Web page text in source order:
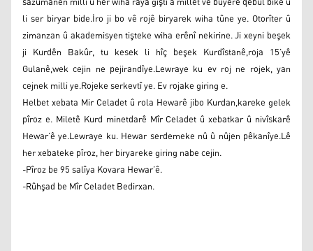
li ser biryar bide.İro ji bo vê rojê biryarek wiha tûne ye. Otorîter û
zimanzan û akademisyen tişteke wiha erênî nekirine. Ji xeyni beşek
ji Kurdên Bakûr, tu kesek li hîç beşek Kurdîstanê,roja 15’yê
Gulanê,wek cejin ne pejirandîye.Lewraye ku ev roj ne rojek, yan
cejnek milli ye.Rojeke serkevtî ye. Ev rojake giring e.
Helbet xebata Mir Celadet û rola Hewarê jibo Kurdan,kareke gelek
pîroz e. Miletê Kurd minetdarê Mîr Celadet û xebatkar û nivîskarê
Hewar’ê ye.Lewraye ku. Hewar serdemeke nû û nûjen pêkanîye.Lê
her xebateke pîroz, her biryareke giring nabe cejin.
-Pîroz be 95 salîya Kovara Hewar’ê.
-Rûhşad be Mîr Celadet Bedirxan.